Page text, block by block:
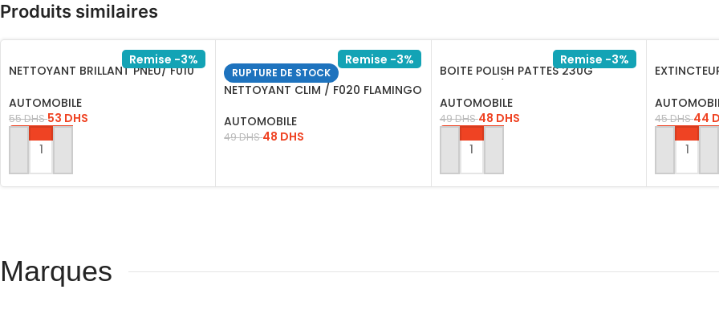
Produits similaires
Remise -3%
NETTOYANT BRILLANT PNEU/ F010
AUTOMOBILE
55DHS 53 DHS
AJOUTER AU PANIER
Remise -3%
RUPTURE DE STOCK
NETTOYANT CLIM / F020 FLAMINGO
AUTOMOBILE
49DHS48 DHS
Remise -3%
BOITE POLISH PATTES 230G
AUTOMOBILE
49DHS48 DHS
AJOUTER AU PANIER
45DHS 44
Marques